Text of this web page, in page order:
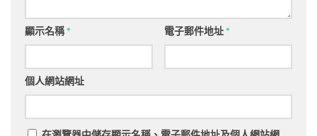
顯示名稱* 電子郵件地址*
個人網站網址